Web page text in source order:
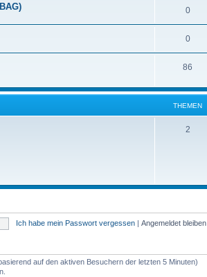
0
0
86
THEMEN
2
Ich habe mein Passwort vergessen | Angemeldet bleiben
auf den aktiven Besuchern der letzten 5 Minuten)